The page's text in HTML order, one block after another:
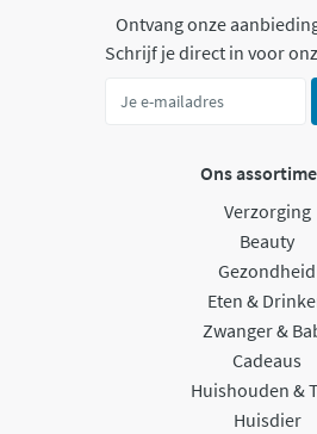
Ontvang onze
Schrijf je direct in voor
Ons
Verzorging
Beauty
Gezondheid
Eten &
Zwanger &
Cadeaus
Huishouden &
Huisdier